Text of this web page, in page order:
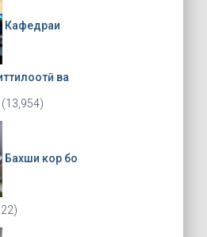
Кафедраи
ва
(13,954)
Бахши кор бо